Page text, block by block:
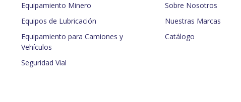
Equipamiento Minero
Equipos de Lubricación
Equipamiento para Camiones y
Vehículos
Seguridad Vial
Sobre Nosotros
Nuestras Marcas
Catálogo